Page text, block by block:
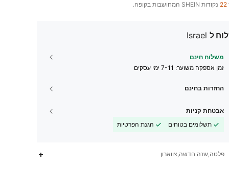
22 נקודות SHEIN המחושבות בקופה.
ל Israel
משלוח חינם
זמן אספקה ​​משוער: 7-11 ימי עסקים
החזרות בחינם
אבטחת קניות
תשלומים בטוחים
הגנת הפרטיות
פלטה,שנה חדשה,צווארון